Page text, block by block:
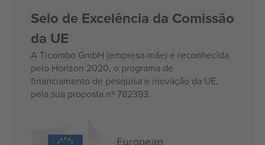
Selo de Excelência da Comissão
da UE
A Ticombo GmbH (empresa-mãe) é reconhecida
pelo Horizon 2020, o programa de
financiamento de pesquisa e inovação da UE,
pela sua proposta nº 782393.